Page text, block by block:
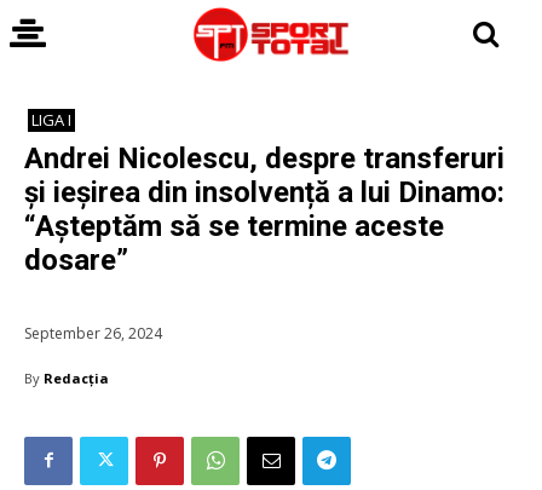
LIGA I
Andrei Nicolescu, despre transferuri
și ieșirea din insolvență a lui Dinamo:
“Așteptăm să se termine aceste
dosare”
September 26, 2024
By Redacția